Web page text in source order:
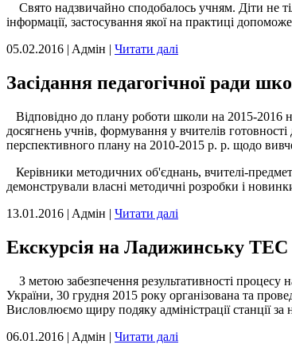
Свято надзвичайно сподобалось учням. Діти не
інформації, застосування якої на практиці
05.02.2016 | Aдмін | Читати далі
Засідання педагогічної ради
Відповідно до плану роботи школи на 2015-2016
досягнень учнів, формування у вчителів
перспективного плану на 2010-2015 р. р. щодо
Керівники методичних об'єднань, вчителі-
демонстрували власні методичні розробки і
13.01.2016 | Aдмін | Читати далі
Екскурсія на Ладижинську ТЕС
З метою забезпечення результативності
України, 30 грудня 2015 року організована та
Висловлюємо щиру подяку адміністрації станції
06.01.2016 | Aдмін | Читати далі